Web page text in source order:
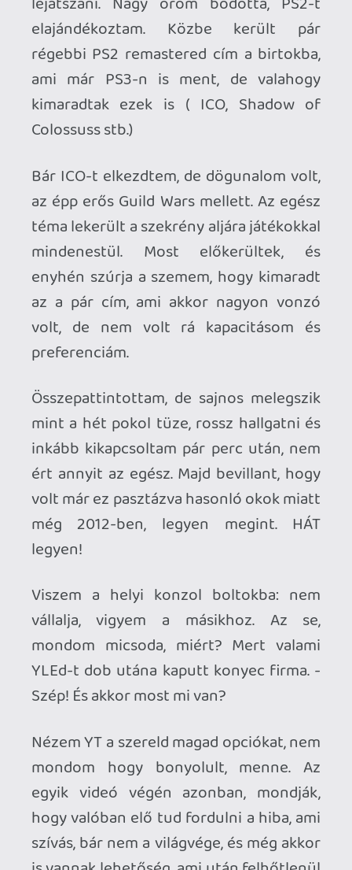
Összepattintottam, de sajnos melegszik
mint a hét pokol tüze, rossz hallgatni és
inkább kikapcsoltam pár perc után, nem
ért annyit az egész. Majd bevillant, hogy
volt már ez pasztázva hasonló okok miatt
még 2012-ben, legyen megint. HÁT
legyen!
vállalja, vigyem a másikhoz. Az se,
mondom micsoda, miért? Mert valami
YLEd-t dob utána kaputt konyec firma. -
Szép! És akkor most mi van?
Nézem YT a szereld magad opciókat, nem
mondom hogy bonyolult, menne. Az
egyik videó végén azonban, mondják,
hogy valóban elő tud fordulni a hiba, ami
szívás, bár nem a világvége, és még akkor
játszhatjuk kedvenc PS3 játékainkat:
Kedvenc micsodákat?. Gépház állj!. Van kb
6 játék amit ki tudnék pörgetni, hajlandó
lennék rá most időt szakítani, ezek:
ICO
Shadow of the Colossus
Prince of Persia trilógia
Full Auto, Battlelines
A régi PS2 játékok és emlékek, amennyire
tudtak már megszépültek, ezek amik
kimaradtak akkor ott nem véletlenül
pasztázást értelmetlennek tartom így, de
akkor mégis ott lesznek ezek a gamék,
amikért feleslegesen adtam pénzt. A gép
ráadásul melegedése miatt, még a piaci
árat se éri el, ha még maradt neki
egyáltalán valami. A játékok meg a vakok
szentegyházára maradna.